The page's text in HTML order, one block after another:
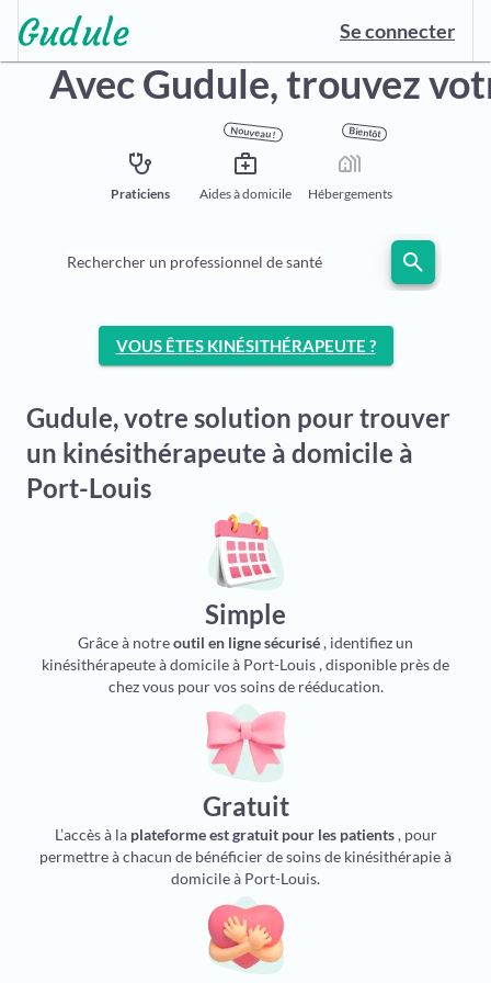
Se connecter
Avec Gudule,trouvez
stethoscope
Praticiens
Nouveau !
medical_services
Aides à domicile
Bientôt
holiday_village
Hébergements
Rechercher un professionnel de santé search
VOUS ÊTES KINÉSITHÉRAPEUTE ?
Gudule, votre solution pour trouver
un kinésithérapeute à domicile à
Port-Louis
Simple
Grâce à notreoutil en ligne sécurisé, identifiez un
kinésithérapeute à domicile à Port-Louis , disponible près de
chez vous pour vos soins de rééducation.
Gratuit
L’accès à la plateforme est gratuit pour les patients, pour
permettre à chacun de bénéficier de soins de kinésithérapie à
domicile à Port-Louis.